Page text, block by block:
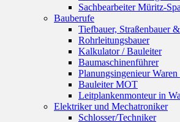
Sachbearbeiter Müritz-
Bauberufe
Tiefbauer, Straßenbauer
Rohrleitungsbauer
Kalkulator / Bauleiter
Baumaschinenführer
Planungsingenieur
Bauleiter MOT
Leitplankenmonteur in
Elektriker und Mechatroniker
Schlosser/Techniker